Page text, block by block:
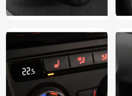
Buitenspiegels elektrisch
Dakrailing
Dodehoek detector
Lederen bekleding
Lederen stuurwiel
Metaalkleur